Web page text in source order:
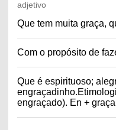
adjetivo
Que tem muita graça,
Com o propósito de
Que é espirituoso;
engraçado). En +